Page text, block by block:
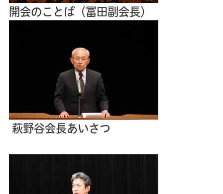
開会のことば（冨田副会長）
萩野谷会長あいさつ